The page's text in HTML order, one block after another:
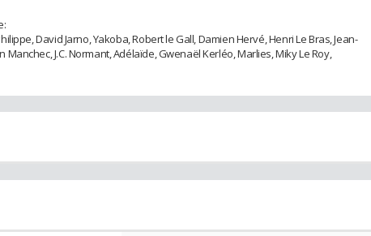
David Jarno, Yakoba, Robert le Gall, Damien Hervé, Henri Le Bras, Jean-
Manchec, J.C. Normant, Adélaïde, Gwenaël Kerléo, Marlies, Miky Le Roy,